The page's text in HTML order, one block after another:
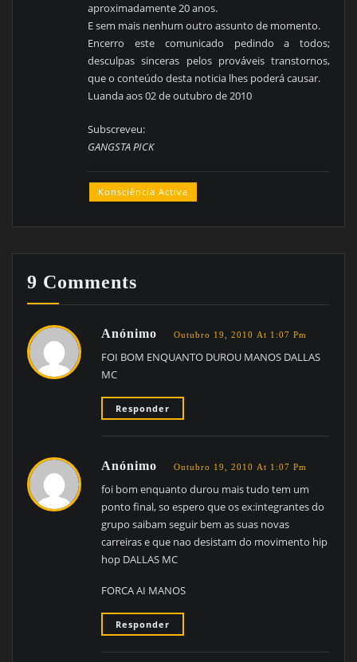
aproximadamente 20 anos.
E sem mais nenhum outro assunto de momento.
Encerro este comunicado pedindo a todos;
desculpas sinceras pelos prováveis transtornos,
que o conteúdo desta noticia lhes poderá causar.
Luanda aos 02 de outubro de 2010
Subscreveu:
GANGSTA PICK
Konsciência Activa
9 Comments
Anónimo Outubro 19, 2010 At 1:07 Pm
FOI BOM ENQUANTO DUROU MANOS DALLAS
MC
Responder
Anónimo Outubro 19, 2010 At 1:07 Pm
foi bom enquanto durou mais tudo tem um
ponto final, so espero que os ex:integrantes do
grupo saibam seguir bem as suas novas
carreiras e que nao desistam do movimento hip
hop DALLAS MC
FORCA AI MANOS
Responder